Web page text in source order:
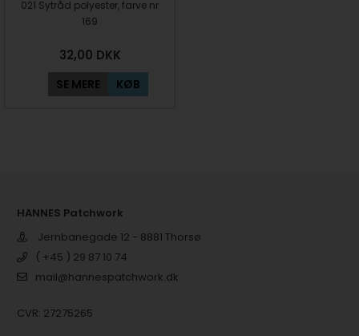
021 Sytråd polyester, farve nr
169
32,00 DKK
SE MERE KØB
HANNES Patchwork
Jernbanegade 12 - 8881 Thorsø
( +45 ) 29 87 10 74
mail@hannespatchwork.dk
CVR: 27275265